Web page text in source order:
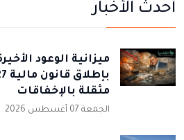
أحدث الأخبار
ميزانية الوعود
مثقلة بالإخفاقات
الجمعة 07 أغسطس 2026